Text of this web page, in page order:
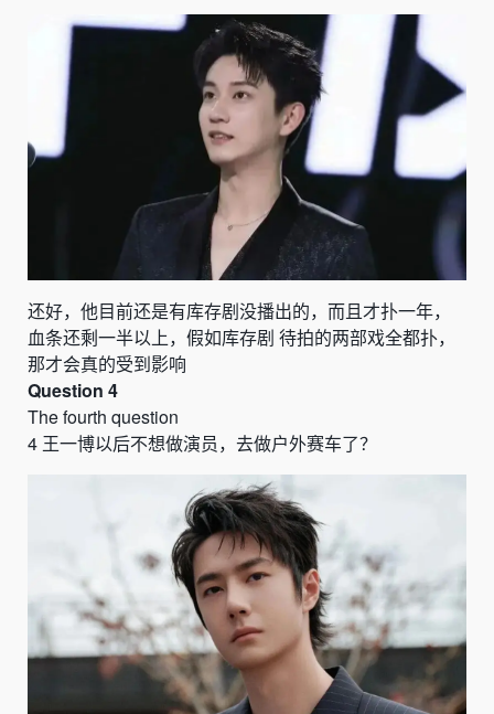
还好，他目前还是有库存剧没播出的，而且才扑一年，
血条还剩一半以上，假如库存剧 待拍的两部戏全都扑，
那才会真的受到影响
Question 4
The fourth question
4 王一博以后不想做演员，去做户外赛车了？